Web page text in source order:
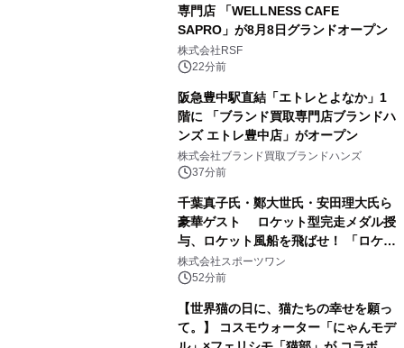
専門店 「WELLNESS CAFE
SAPRO」が8月8日グランドオープン
株式会社RSF
22分前
阪急豊中駅直結「エトレとよなか」1
階に 「ブランド買取専門店ブランドハ
ンズ エトレ豊中店」がオープン
株式会社ブランド買取ブランドハンズ
37分前
千葉真子氏・鄭大世氏・安田理大氏ら
豪華ゲスト ロケット型完走メダル授
与、ロケット風船を飛ばせ！ 「ロケッ
トマラソン2026」開催
株式会社スポーツワン
52分前
【世界猫の日に、猫たちの幸せを願っ
て。】 コスモウォーター「にゃんモデ